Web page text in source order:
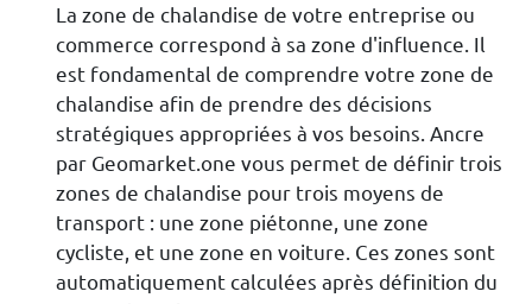
La zone de chalandise de votre entreprise ou
commerce correspond à sa zone d'influence. Il
est fondamental de comprendre votre zone de
chalandise afin de prendre des décisions
stratégiques appropriées à vos besoins. Ancre
par Geomarket.one vous permet de définir trois
zones de chalandise pour trois moyens de
transport : une zone piétonne, une zone
cycliste, et une zone en voiture. Ces zones sont
automatiquement calculées après définition du